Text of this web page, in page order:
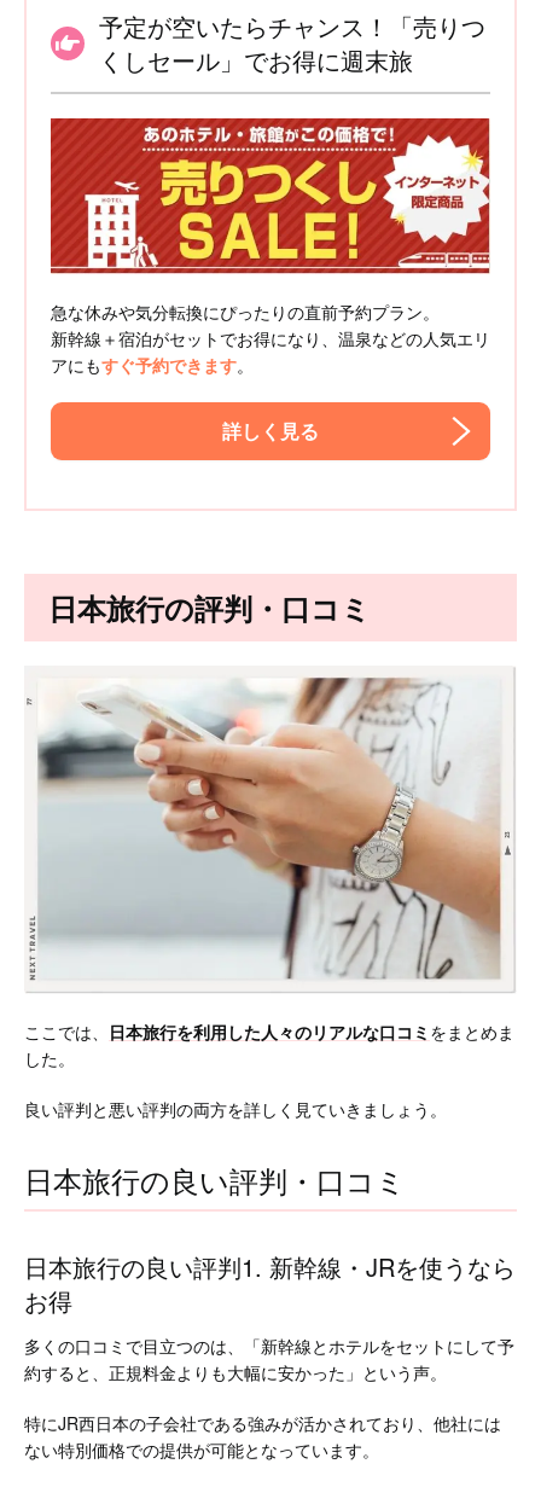
予定が空いたらチャンス！「売りつ
くしセール」でお得に週末旅
急な休みや気分転換にぴったりの直前予約プラン。
新幹線＋宿泊がセットでお得になり、温泉などの人気エリ
アにもすぐ予約できます。
詳しく見る
日本旅行の評判 ・口コミ
ここでは、 日本旅行を利用した人々のリアルな口コミ をまとめま
した。
良い評判と悪い評判の両方を詳しく見ていきましょう。
日本旅行の良い評判・口コミ
日本旅行の良い評判1. 新幹線・JRを使うなら
お得
多くの口コミで目立つのは、「新幹線とホテルをセットにして予
約すると、正規料金よりも大幅に安かった」という声。
特にJR西日本の子会社である強みが活かされており、他社には
ない特別価格での提供が可能となっています。